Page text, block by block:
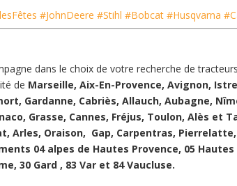
#JohnDeere #Stihl #Bobcat #Husqvarna
dans le choix de votre recherche de
de Marseille, Aix-En-Provence, Avignon,
Gardanne, Cabriès, Allauch, Aubagne,
Grasse, Cannes, Fréjus, Toulon, Alès et
Arles, Oraison, Gap, Carpentras,
04 alpes de Hautes Provence, 05
30 Gard , 83 Var et 84 Vaucluse.